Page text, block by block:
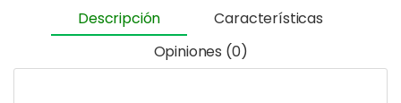
Descripción
Características
Opiniones (0)